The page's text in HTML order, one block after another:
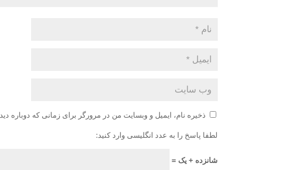
ذخیره نام، ایمیل و وبسایت من در مرورگر برای زمانی که دوباره
لطفا پاسخ را به عدد انگلیسی وارد کنید:
شانزده + یک =